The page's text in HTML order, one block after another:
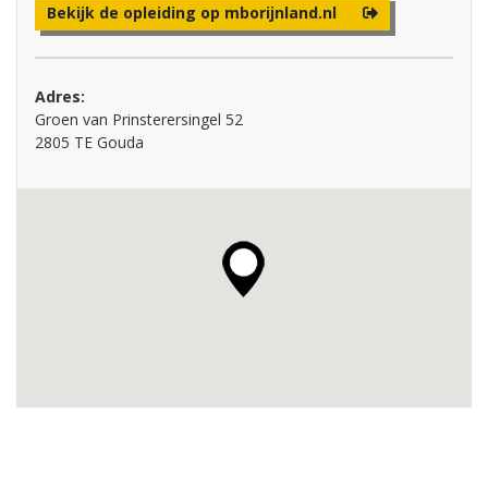
Bekijk de opleiding op mborijnland.nl
Adres:
Groen van Prinsterersingel 52
2805 TE Gouda